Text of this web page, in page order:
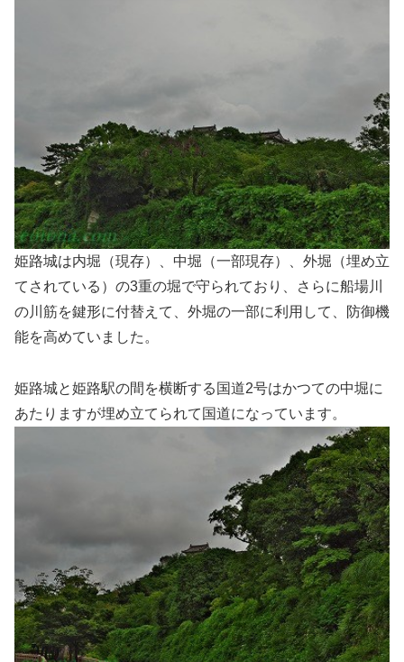
姫路城は内堀（現存）、中堀（一部現存）、外堀（埋め立
てされている）の3重の堀で守られており、さらに船場川
の川筋を鍵形に付替えて、外堀の一部に利用して、防御機
能を高めていました。
姫路城と姫路駅の間を横断する国道2号はかつての中堀に
あたりますが埋め立てられて国道になっています。